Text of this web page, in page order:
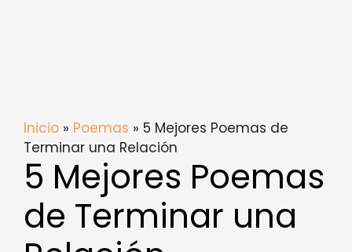
Inicio » Poemas » 5 Mejores Poemas de
Terminar una Relación
5 Mejores Poemas
de Terminar una